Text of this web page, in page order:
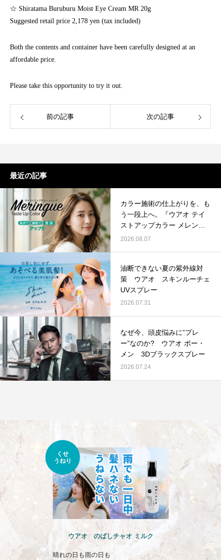
☆ Shiratama Buruburu Moist Eye Cream MR 20g
Suggested retail price 2,178 yen (tax included)
Both the contents and container have been carefully designed at an
affordable price.
Please take this opportunity to try it out.
前の記事 次の記事
最近の記事
カラー施術の仕上がりを、も
う一段上へ。『ウアオ テイ
ストアップカラー メレン
ゲ』
2026.08.07
油断できない夏の紫外線対
策 ウアオ スキンルーチェ
UVスプレー
2026.07.31
なぜ今、頭皮悩みに”プレ
ー”なのか? ウアオ ボー・
メン 3Dブラックスプレー
2026.07.24
くせ
うねり
ウアオ のばしチャオ ミルク
晴れの日も雨の日も